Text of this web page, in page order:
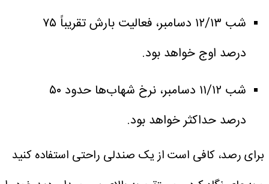
شب ۱۲/۱۳ دسامبر، فعالیت بارش تقریباً ۷۵
درصد اوج خواهد بود.
شب ۱۱/۱۲ دسامبر، نرخ شهاب‌ها حدود ۵۰
درصد حداکثر خواهد بود.
برای رصد، کافی است از یک صندلی راحتی استفاده کنید